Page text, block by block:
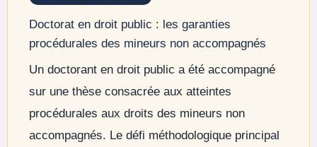
Doctorat en droit public : les garanties
procédurales des mineurs non accompagnés
Un doctorant en droit public a été accompagné
sur une thèse consacrée aux atteintes
procédurales aux droits des mineurs non
accompagnés. Le défi méthodologique principal